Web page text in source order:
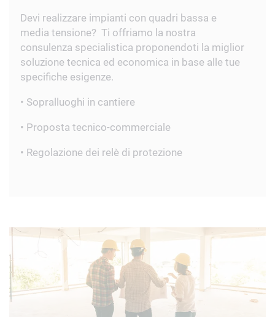
Devi realizzare impianti con quadri bassa e
media tensione? Ti offriamo la nostra
consulenza specialistica proponendoti la miglior
soluzione tecnica ed economica in base alle tue
specifiche esigenze.
• Sopralluoghi in cantiere
• Proposta tecnico-commerciale
• Regolazione dei relè di protezione